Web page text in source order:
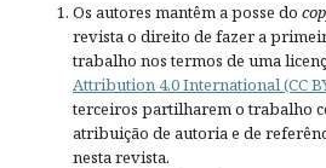
Os autores mantêm a posse do
revista o direito de fazer a
trabalho nos termos de uma
Attribution 4.0 International (CC
terceiros partilharem o trabalho
atribuição de autoria e de
nesta revista.